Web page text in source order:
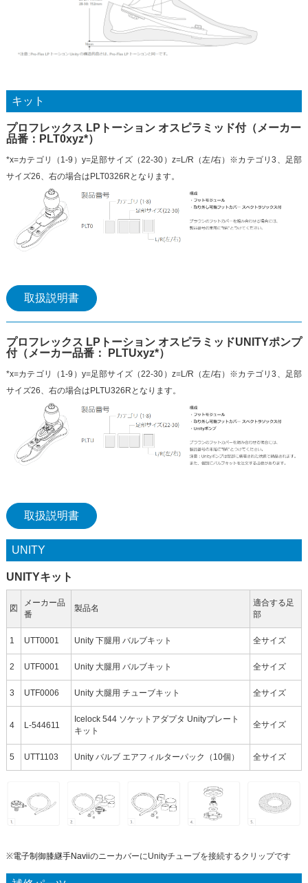
キット
プロフレックス LPトーション オスピラミッド付（メーカー
品番：PLT0xyz*）
*x=カテゴリ（1-9）y=足部サイズ（22-30）z=L/R（左/右）※カテゴリ3、足部
サイズ26、右の場合はPLT0326Rとなります。
取扱説明書
プロフレックス LPトーション オスピラミッドUNITYポンプ
付（メーカー品番： PLTUxyz*）
*x=カテゴリ（1-9）y=足部サイズ（22-30）z=L/R（左/右）※カテゴリ3、足部
サイズ26、右の場合はPLTU326Rとなります。
取扱説明書
UNITY
UNITYキット
図
メーカー品
番
製品名
適合する足
部
1 UTT0001 Unity 下腿用 バルブキット 全サイズ
2 UTF0001 Unity 大腿用 バルブキット 全サイズ
3 UTF0006 Unity 大腿用 チューブキット 全サイズ
4 L-544611
Icelock 544 ソケットアダプタ Unityプレート
キット
全サイズ
5 UTT1103 Unity バルブ エアフィルターパック（10個） 全サイズ
※電子制御膝継手NaviiのニーカバーにUnityチューブを接続するクリップです